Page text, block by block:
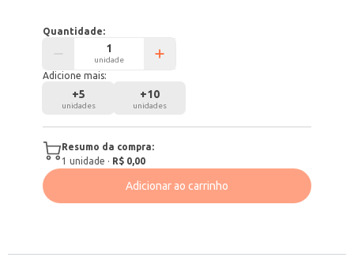
Quantidade:
unidade
Adicione mais:
+5
unidades
+10
unidades
Resumo da compra:
1 unidade · R$ 0,00
Adicionar ao carrinho